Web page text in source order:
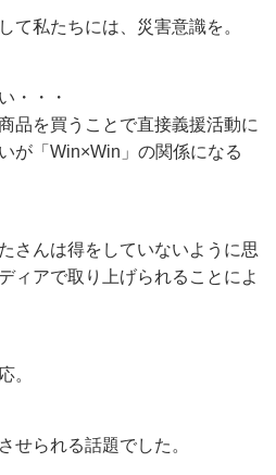
て私たちには、災害意識を。
・・・
品を買うことで直接義援活動に
が「Win×Win」の関係になる
さんは得をしていないように思
ィアで取り上げられることによ
。
せられる話題でした。